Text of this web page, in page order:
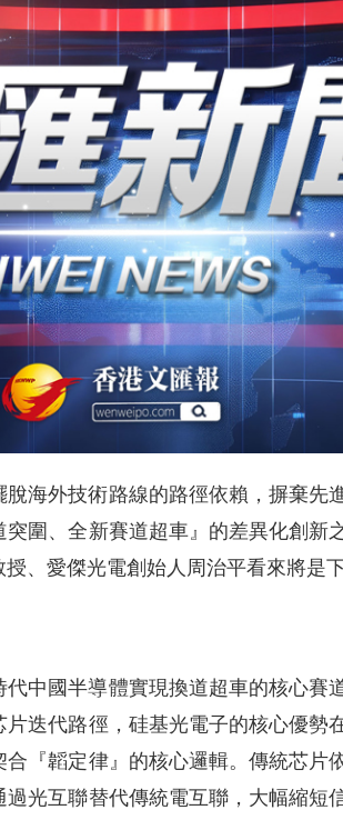
脫海外技術路線的路徑依賴，摒棄先
圍、全新賽道超車』的差異化創新
、愛傑光電創始人周治平看來將是
中國半導體實現換道超車的核心賽
迭代路徑，硅基光電子的核心優勢
『韜定律』的核心邏輯。傳統芯片
光互聯替代傳統電互聯，大幅縮短